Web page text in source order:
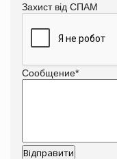
Захист від СПАМ
Сообщение*